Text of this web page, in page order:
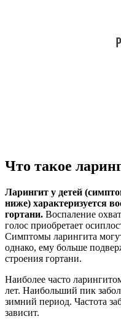
Что такое
Ларингит у детей
ниже) характеризуется
гортани. Воспаление
голос приобретает
Симптомы ларингита
однако, ему больше
строения гортани.
Наиболее часто
лет. Наибольший пик
зимний период. Частота
зависит.